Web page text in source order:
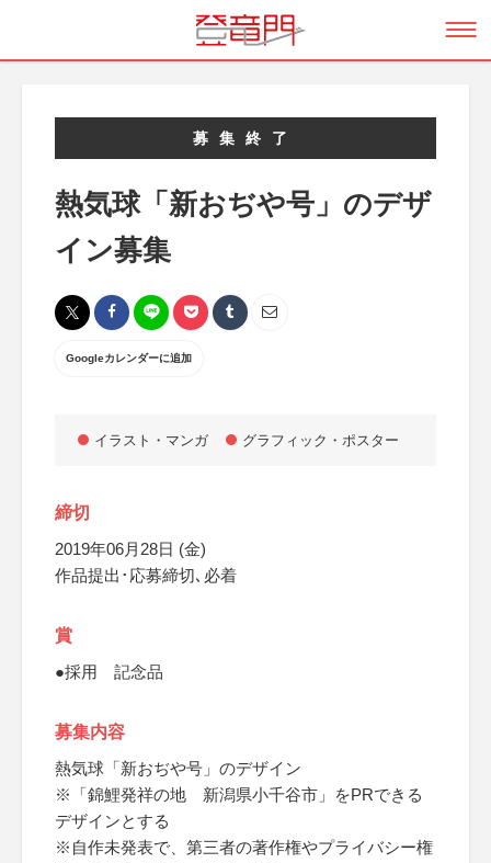
募集終了
熱気球「新おぢや号」のデザ
イン募集
Googleカレンダーに追加
イラスト・マンガ グラフィック・ポスター
締切
2019年06月28日 (金)
作品提出･応募締切､必着
賞
●採用 記念品
募集内容
熱気球「新おぢや号」のデザイン
※「錦鯉発祥の地 新潟県小千谷市」をPRできる
デザインとする
※自作未発表で、第三者の著作権やプライバシー権